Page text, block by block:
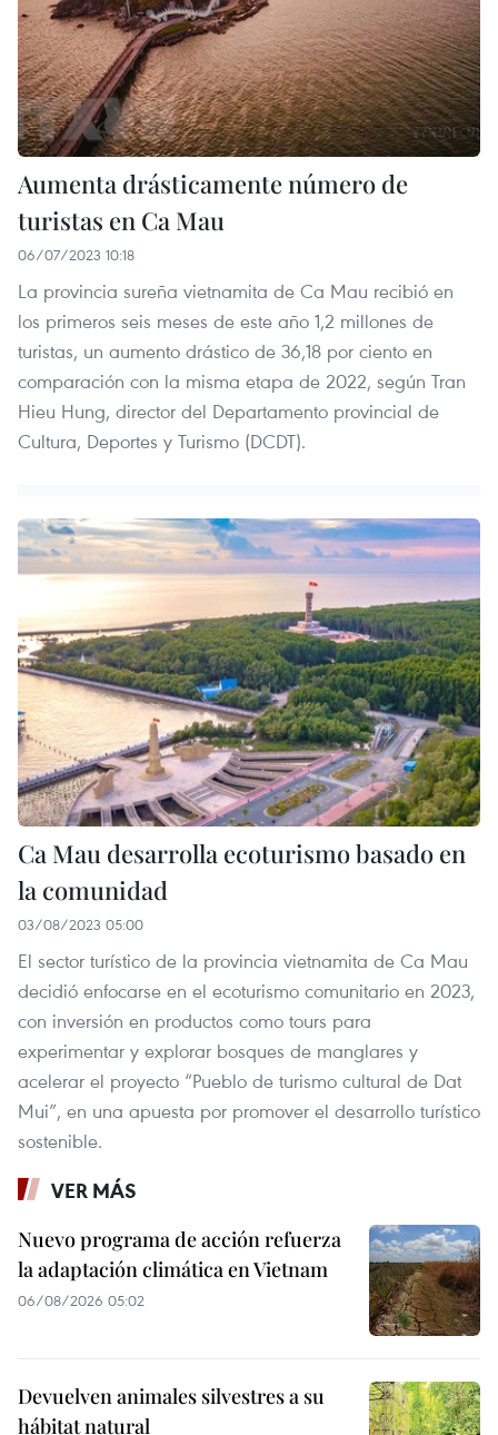
Aumenta drásticamente número de
turistas en Ca Mau
06/07/2023 10:18
La provincia sureña vietnamita de Ca Mau recibió en
los primeros seis meses de este año 1,2 millones de
turistas, un aumento drástico de 36,18 por ciento en
comparación con la misma etapa de 2022, según Tran
Hieu Hung, director del Departamento provincial de
Cultura, Deportes y Turismo (DCDT).
Ca Mau desarrolla ecoturismo basado en
la comunidad
03/08/2023 05:00
El sector turístico de la provincia vietnamita de Ca Mau
decidió enfocarse en el ecoturismo comunitario en 2023,
con inversión en productos como tours para
experimentar y explorar bosques de manglares y
acelerar el proyecto “Pueblo de turismo cultural de Dat
Mui”, en una apuesta por promover el desarrollo turístico
sostenible.
VER MÁS
Nuevo programa de acción refuerza
la adaptación climática en Vietnam
06/08/2026 05:02
Devuelven animales silvestres a su
hábitat natural